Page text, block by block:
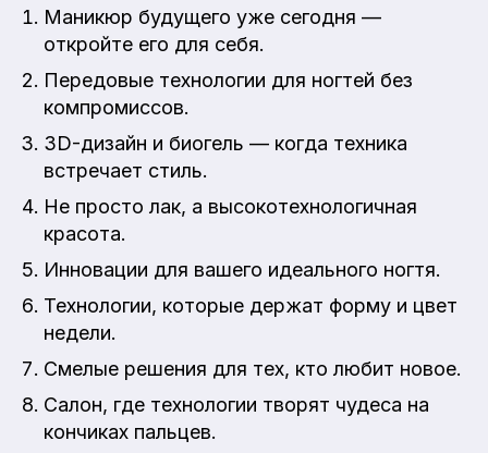
Маникюр будущего уже сегодня —
откройте его для себя.
Передовые технологии для ногтей без
компромиссов.
3D-дизайн и биогель — когда техника
встречает стиль.
Не просто лак, а высокотехнологичная
красота.
Инновации для вашего идеального ногтя.
Технологии, которые держат форму и цвет
недели.
Смелые решения для тех, кто любит новое.
Салон, где технологии творят чудеса на
кончиках пальцев.